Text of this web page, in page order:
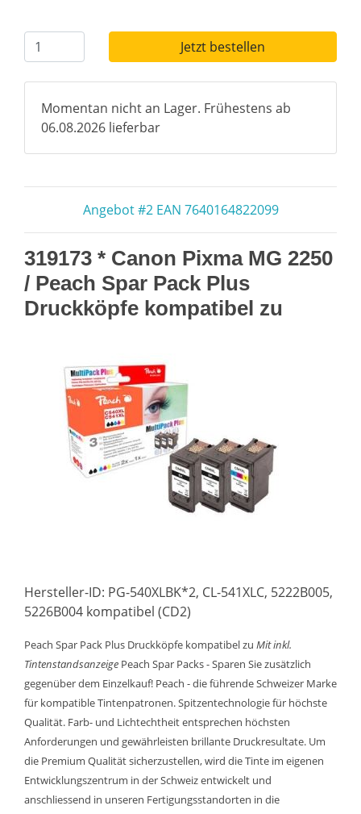
Jetzt bestellen
Momentan nicht an Lager. Frühestens ab
06.08.2026 lieferbar
Angebot #2 EAN 7640164822099
319173 * Canon Pixma MG 2250
/ Peach Spar Pack Plus
Druckköpfe kompatibel zu
Hersteller-ID: PG-540XLBK*2, CL-541XLC, 5222B005,
5226B004 kompatibel (CD2)
Peach Spar Pack Plus Druckköpfe kompatibel zu Mit inkl.
Tintenstandsanzeige Peach Spar Packs - Sparen Sie zusätzlich
gegenüber dem Einzelkauf! Peach - die führende Schweizer Marke
für kompatible Tintenpatronen. Spitzentechnologie für höchste
Qualität. Farb- und Lichtechtheit entsprechen höchsten
Anforderungen und gewährleisten brillante Druckresultate. Um
die Premium Qualität sicherzustellen, wird die Tinte im eigenen
Entwicklungszentrum in der Schweiz entwickelt und
anschliessend in unseren Fertigungsstandorten in die